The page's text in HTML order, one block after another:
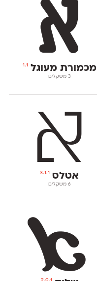
מכמורת מעוגל 1.1
‫3 משקלים
אטלס 3.1.1
‫6 משקלים